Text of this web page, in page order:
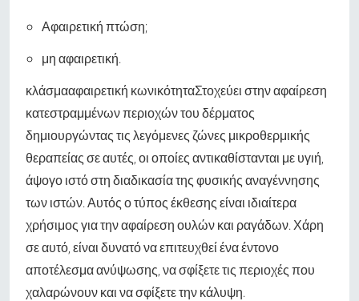
Αφαιρετική πτώση;
μη αφαιρετική.
κλάσμααφαιρετική κωνικότηταΣτοχεύει στην αφαίρεση
κατεστραμμένων περιοχών του δέρματος
δημιουργώντας τις λεγόμενες ζώνες μικροθερμικής
θεραπείας σε αυτές, οι οποίες αντικαθίστανται με υγιή,
άψογο ιστό στη διαδικασία της φυσικής αναγέννησης
των ιστών. Αυτός ο τύπος έκθεσης είναι ιδιαίτερα
χρήσιμος για την αφαίρεση ουλών και ραγάδων. Χάρη
σε αυτό, είναι δυνατό να επιτευχθεί ένα έντονο
αποτέλεσμα ανύψωσης, να σφίξετε τις περιοχές που
χαλαρώνουν και να σφίξετε την κάλυψη.